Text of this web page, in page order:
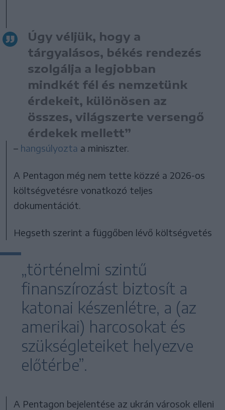
Úgy véljük, hogy a
tárgyalásos, békés rendezés
szolgálja a legjobban
mindkét fél és nemzetünk
érdekeit, különösen az
összes, világszerte versengő
érdekek mellett”
– hangsúlyozta a miniszter.
A Pentagon még nem tette közzé a 2026-os
költségvetésre vonatkozó teljes
dokumentációt.
Hegseth szerint a függőben lévő költségvetés
„történelmi szintű
finanszírozást biztosít a
katonai készenlétre, a (az
amerikai) harcosokat és
szükségleteiket helyezve
előtérbe”.
A Pentagon bejelentése az ukrán városok elleni